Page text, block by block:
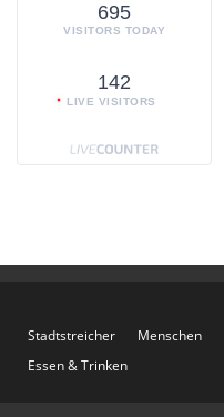
695
VISITORS TODAY
142
LIVE VISITORS
Stadtstreicher Menschen
Essen & Trinken